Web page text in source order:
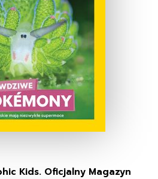
Kids. Oficjalny Magazyn